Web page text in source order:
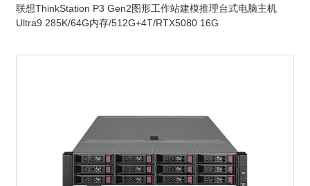
联想ThinkStation P3 Gen2图形工作站建模推理台式电脑主机
Ultra9 285K/64G内存/512G+4T/RTX5080 16G